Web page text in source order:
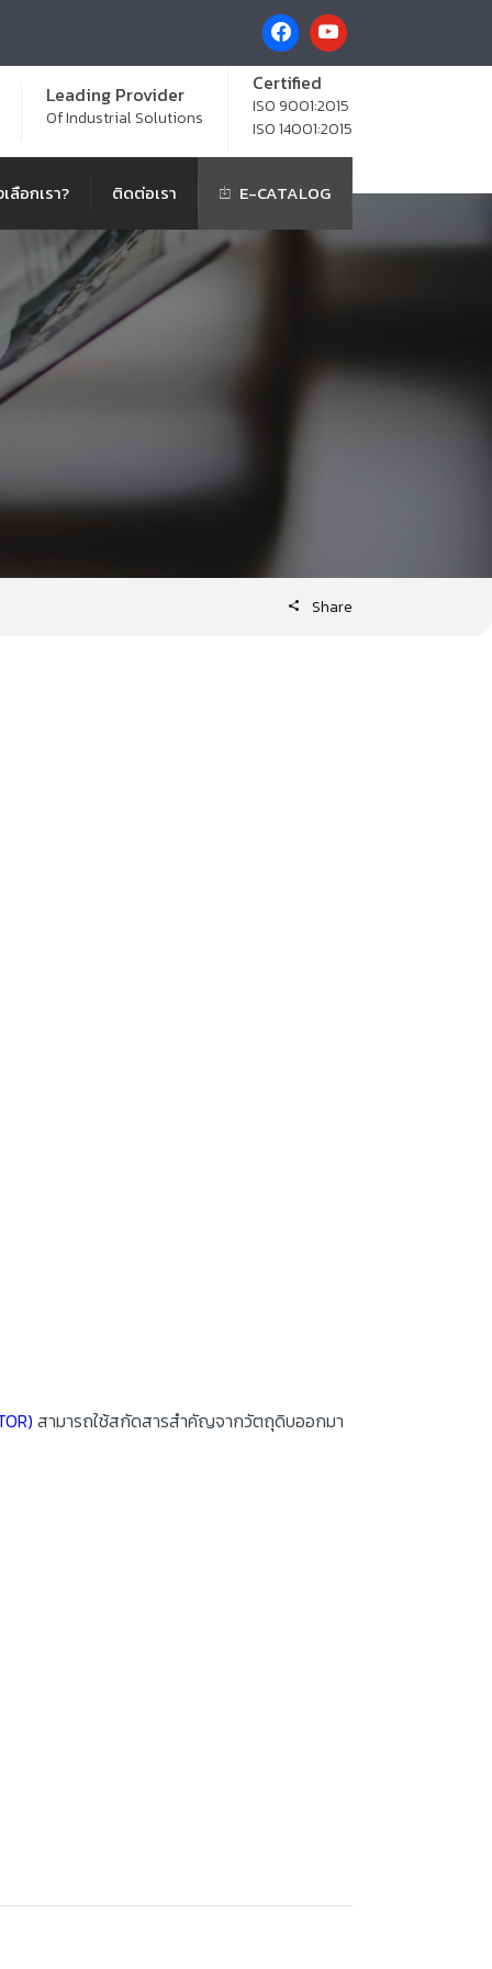
Certified
ISO 9001:2015
ISO 14001:2015
Leading Provider
Of Industrial Solutions
ลือกเรา? E-CATALOG
ติดต่อเรา
Share
สามารถใช้สกัดสารสำคัญจากวัตถุดิบออกมา